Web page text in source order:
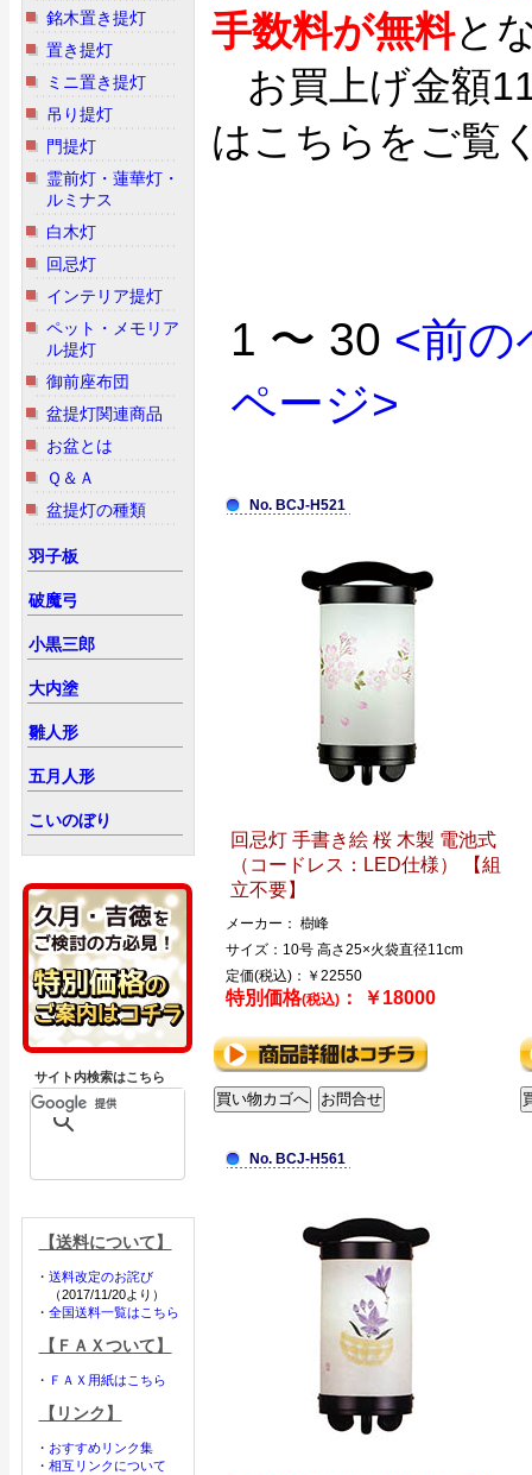
銘木置き提灯
置き提灯
ミニ置き提灯
吊り提灯
門提灯
霊前灯・蓮華灯・
ルミナス
白木灯
回忌灯
インテリア提灯
ペット・メモリア
ル提灯
御前座布団
盆提灯関連商品
お盆とは
Ｑ＆Ａ
盆提灯の種類
羽子板
破魔弓
小黒三郎
大内塗
雛人形
五月人形
こいのぼり
サイト内検索はこちら
【送料について】
・ 送料改定のお詫び
（2017/11/20より）
・ 全国送料一覧はこちら
【ＦＡＸついて】
・ ＦＡＸ用紙はこちら
【リンク】
・ おすすめリンク集
・ 相互リンクについて
手数料が無料と
お買上げ金額
はこちらをご覧
1 〜 30 <前の
ページ>
No. BCJ-H521
回忌灯 手書き絵 桜 木製 電池式
（コードレス：LED仕様） 【組
立不要】
メーカー： 樹峰
サイズ：10号 高さ25×火袋直径11cm
定価(税込)：￥22550
特別価格(税込)： ￥18000
No. BCJ-H561